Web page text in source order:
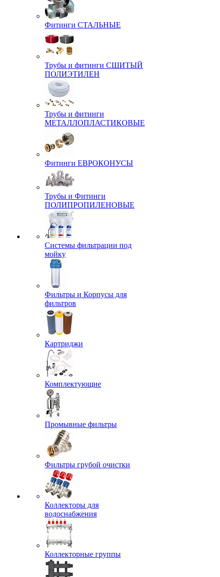
Фитинги СТАЛЬНЫЕ
Трубы и фитинги СШИТЫЙ
ПОЛИЭТИЛЕН
Трубы и фитинги
МЕТАЛЛОПЛАСТИКОВЫЕ
Фитинги ЕВРОКОНУСЫ
Трубы и Фитинги
ПОЛИПРОПИЛЕНОВЫЕ
Системы фильтрации под
мойку
Фильтры и Корпусы для
фильтров
Картриджи
Комплектующие
Промывные фильтры
Фильтры грубой очистки
Коллекторы для
водоснабжения
Коллекторные группы